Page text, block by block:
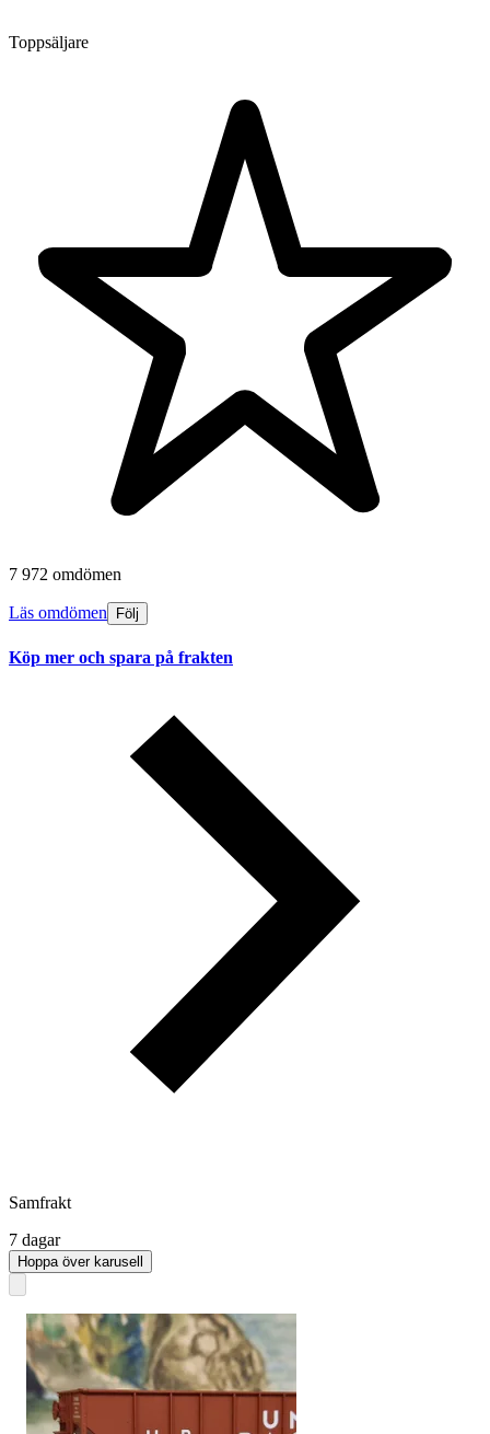
Toppsäljare
7 972 omdömen
Läs omdömen Följ
Köp mer och spara på frakten
Samfrakt
7 dagar
Hoppa över karusell